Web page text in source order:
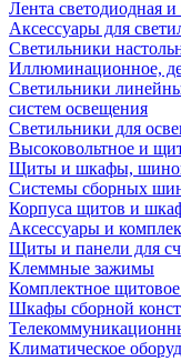
Лента светодиодная
Аксессуары для
Светильники
Иллюминационное,
Светильники
систем освещения
Светильники для
Высоковольтное и
Щиты и шкафы,
Системы сборных
Корпуса щитов и
Аксессуары и
Щиты и панели для
Клеммные зажимы
Комплектное
Шкафы сборной
Климатическое